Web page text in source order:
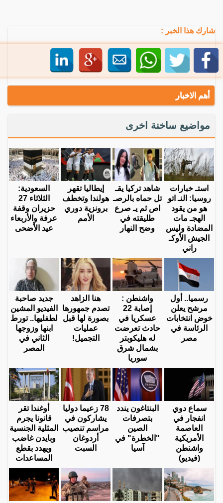
شارك هذا الخبر :
أهم الاخبار
مواضيع ساخنة اخرى
استـ خبارات
روسيا: النـ اتو
هو من يقود
الهجـ مات
المضادة وليس
الجيش الأوكـ
راني
شاهد تركيا يقـ
تل حماه بالرصـ
اص ثم يـ صرع
طليقته في
وضح النهار
إيطاليا تقهر
هولندا وتخطف
برونزية دوري
الأمم
السعودية:
الثلاثاء 27
حزيران وقفة
عرفة والأربعاء
عيد الأضحى
رسميا.. أول
مرشح يعلن
خوض انتخابات
الرئاسة في
مصر
واشنطن :
إصابة 22
عسكريا في
حادث تعرضت
له هليكوبتر
بشمال شرق
سوريا
هنا الزاهد
تصدم جمهورها
بصورة لها قبل
عمليات
التجميل!
جديد صاحبة
الفيديو المشين
لطفليها.. تورط
ابنها وزوجها
الثاني في
المصر
سماع دوي
انفجار في
العاصمة
الأمريكية
واشنطن
(فيديو)
البنتاغون يندد
بتصرفات
الصين
"الخطرة" في
آسيا
78 زعيما دوليا
يشاركون في
مراسم تنصيب
أردوغان
السبت
أوغندا تقر
قانونا يجرم
المثلية الجنسية
وبايدن غاضب
ويهدد بقطع
المساعدات